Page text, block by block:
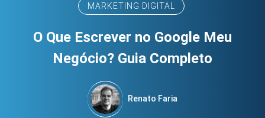
MARKETING DIGITAL
O Que Escrever no Google Meu
Negócio? Guia Completo
Renato Faria